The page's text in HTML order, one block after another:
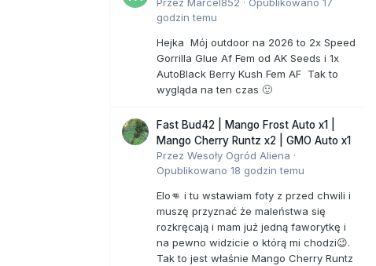
godzin temu
Hejka Mój outdoor na 2026 to 2x Speed
Gorrilla Glue Af Fem od AK Seeds i 1x
AutoBlack Berry Kush Fem AF Tak to
wygląda na ten czas 🙂
Fast Bud42 | Mango Frost Auto x1 |
Mango Cherry Runtz x2 | GMO Auto x1
Przez Wesoły Ogród Aliena ·
Opublikowano 18 godzin temu
Elo👊 i tu wstawiam foty z przed chwili i
muszę przyznać że maleństwa się
rozkręcają i mam już jedną faworytkę i
na pewno widzicie o którą mi chodzi😉.
Tak to jest właśnie Mango Cherry Runtz